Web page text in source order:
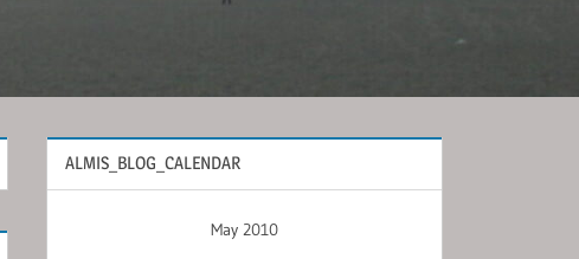
ALMIS_BLOG_CALENDAR
May 2010